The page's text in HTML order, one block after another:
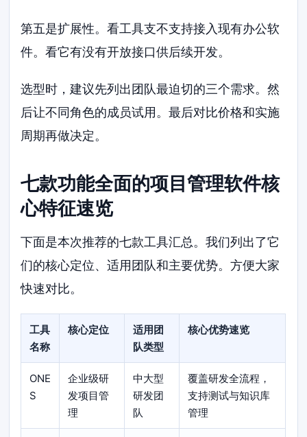
第五是扩展性。看工具支不支持接入现有办公软
件。看它有没有开放接口供后续开发。
选型时，建议先列出团队最迫切的三个需求。然
后让不同角色的成员试用。最后对比价格和实施
周期再做决定。
七款功能全面的项目管理软件核
心特征速览
下面是本次推荐的七款工具汇总。我们列出了它
们的核心定位、适用团队和主要优势。方便大家
快速对比。
工具
名称
核心定位
适用团
队类型
核心优势速览
ONE
S
企业级研
发项目管
理
中大型
研发团
队
覆盖研发全流程，
支持测试与知识库
管理